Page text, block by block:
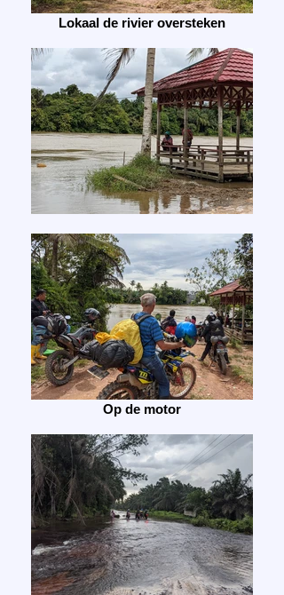
Lokaal de rivier oversteken
Op de motor